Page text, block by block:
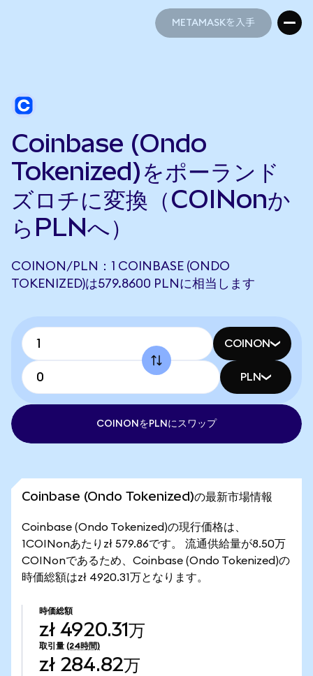
METAMASKを入手
Coinbase (Ondo
Tokenized)をポーランド
ズロチに変換（COINonか
らPLNへ）
COINON/PLN：1 COINBASE (ONDO
TOKENIZED)は579.8600 PLNに相当します
COINON
PLN
COINONをPLNにスワップ
Coinbase (Ondo Tokenized)の最新市場情報
Coinbase (Ondo Tokenized)の現行価格は、
1COINonあたりzł 579.86です。 流通供給量が8.50万
COINonであるため、Coinbase (Ondo Tokenized)の
時価総額はzł 4920.31万となります。
時価総額
zł 4920.31万
取引量 (24時間)
zł 284.82万